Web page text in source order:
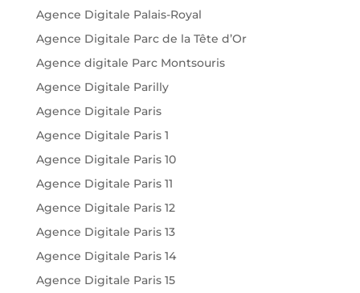
Agence Digitale Palais-Royal
Agence Digitale Parc de la Tête d’Or
Agence digitale Parc Montsouris
Agence Digitale Parilly
Agence Digitale Paris
Agence Digitale Paris 1
Agence Digitale Paris 10
Agence Digitale Paris 11
Agence Digitale Paris 12
Agence Digitale Paris 13
Agence Digitale Paris 14
Agence Digitale Paris 15